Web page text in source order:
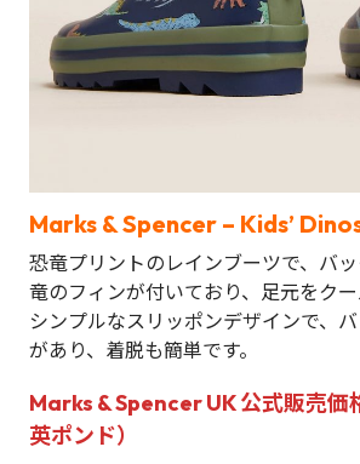
Marks & Spencer – Kids’
恐竜プリントのレインブーツで、バ
竜のフィンが付いており、足元をクー
シンプルなスリッポンデザインで、
があり、着脱も簡単です。
Marks & Spencer UK 公式販売価
英ポンド）